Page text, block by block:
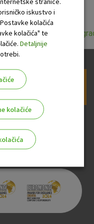
iskustvo i
kolačića
kolačića" te
Detaljnije
kolačiće